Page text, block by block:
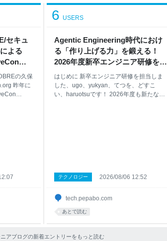
セキュ
よる
ッショの久保
昨年に
なの
いるの
確認す
会場の様
Agentic Engineering時代におけ
る「作り上げる力」を鍛える！
2026年度新卒エンジニア研修を実
施しました - Pepabo Tech Portal
6 USERS
tech.pepabo.com
はじめに 新卒エンジニア研修を担当しま
した、ugo、yukyan、てつを、どすこ
い、haruotsuです！ 2026年度も新たな新
ション研修(バックエンド) フロントエンド
研修 モデリング/設計研修 インフラ/仮想
概要 設計意図 効果 セキュリティ研修 セ
キュリティレビュー体験 脆弱性診断の体
概要 今年の新卒エンジニア研修は
テクノロジー 2026/08/06 12:52
あとで読む
ニアブログの新着エントリーをもっと読む